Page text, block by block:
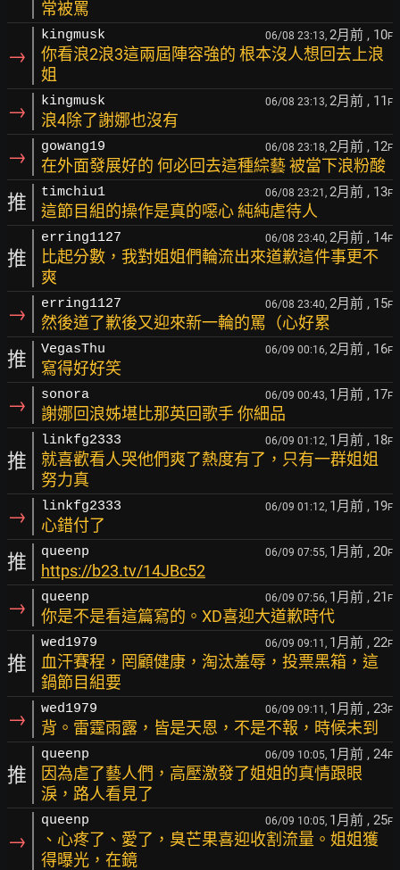
常被罵
→
kingmusk 06/08 23:13, 2月前 , 10F
你看浪2浪3這兩屆陣容強的 根本沒人想回去上浪
姐
→ kingmusk 06/08 23:13, 2月前 , 11 F
浪4除了謝娜也沒有
→ gowang19 06/08 23:18, 2月前 , 12F
在外面發展好的 何必回去這種綜藝 被當下浪粉酸
推 timchiu1 06/08 23:21, 2月前 , 13F
這節目組的操作是真的噁心 純純虐待人
推
erring1127 06/08 23:40, 2月前 , 14F
比起分數，我對姐姐們輪流出來道歉這件事更不
爽
→ erring1127 06/08 23:40, 2月前 , 15F
然後道了歉後又迎來新一輪的罵（心好累
推 VegasThu 06/09 00:16, 2月前 , 16F
寫得好好笑
→ sonora 06/09 00:43, 1月前 , 17F
謝娜回浪姊堪比那英回歌手 你細品
推
linkfg2333 06/09 01:12, 1月前 , 18F
就喜歡看人哭他們爽了熱度有了，只有一群姐姐
努力真
→ linkfg2333 06/09 01:12, 1月前 , 19F
心錯付了
推 queenp 06/09 07:55, 1月前 , 20F
https://b23.tv/14JBc52
→ queenp 06/09 07:56, 1月前 , 21 F
你是不是看這篇寫的。XD喜迎大道歉時代
推
wed1979 06/09 09:11, 1月前 , 22F
血汗賽程，罔顧健康，淘汰羞辱，投票黑箱，這
鍋節目組要
→ wed1979 06/09 09:11, 1月前 , 23F
背。雷霆雨露，皆是天恩，不是不報，時候未到
推
queenp 06/09 10:05, 1月前 , 24F
因為虐了藝人們，高壓激發了姐姐的真情跟眼
淚，路人看見了
→
queenp 06/09 10:05, 1月前 , 25F
、心疼了、愛了，臭芒果喜迎收割流量。姐姐獲
得曝光，在鏡